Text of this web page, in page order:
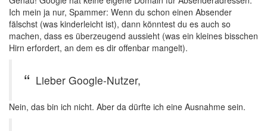
Ich mein ja nur, Spammer: Wenn du schon einen Absender
fälschst (was kinderleicht ist), dann könntest du es auch so
machen, dass es überzeugend aussieht (was ein kleines bisschen
Hirn erfordert, an dem es dir offenbar mangelt).
Lieber Google-Nutzer,
Nein, das bin ich nicht. Aber da dürfte ich eine Ausnahme sein.